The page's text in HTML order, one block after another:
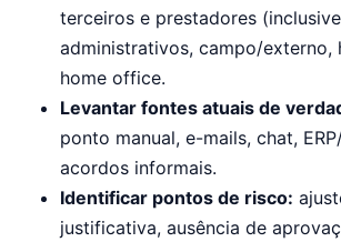
terceiros e prestadores (inclusive
administrativos, campo/externo,
home office.
Levantar fontes atuais de
ponto manual, e-mails, chat,
acordos informais.
Identificar pontos de risco:
justificativa, ausência de